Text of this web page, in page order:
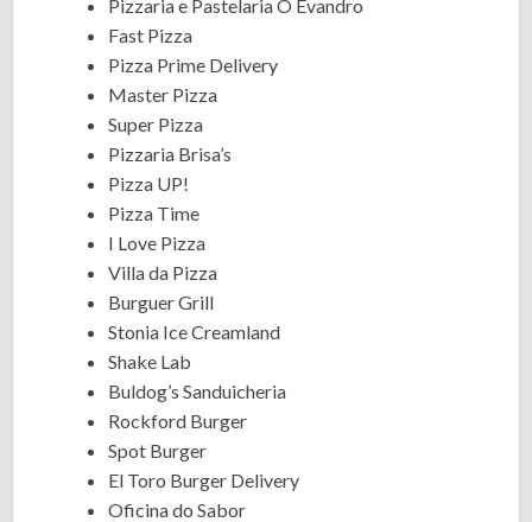
Pizzaria e Pastelaria O Evandro
Fast Pizza
Pizza Prime Delivery
Master Pizza
Super Pizza
Pizzaria Brisa’s
Pizza UP!
Pizza Time
I Love Pizza
Villa da Pizza
Burguer Grill
Stonia Ice Creamland
Shake Lab
Buldog’s Sanduicheria
Rockford Burger
Spot Burger
El Toro Burger Delivery
Oficina do Sabor